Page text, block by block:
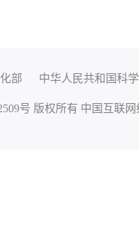
部 中华人民共和国科
号 版权所有 中国互联